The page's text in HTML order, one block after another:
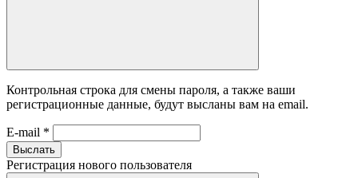
Контрольная строка для смены пароля, а также ваши
регистрационные данные, будут высланы вам на email.
E-mail *
Выслать
Регистрация нового пользователя